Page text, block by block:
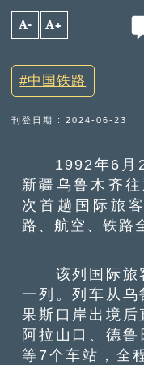
A- A+
中国铁路
刊登日期 : 2024-06-23
1992年6月23
新疆乌鲁木齐
次首趟国际旅
路、航空、铁路
该列国际旅客
一列。列车从乌
果斯口岸出境后
阿拉山口、德
等7个车站，全